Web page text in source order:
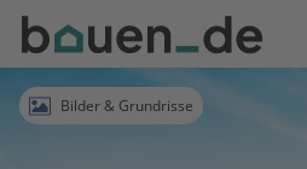
Bauen
Logo
AnmeldenBilder & Grundrisse